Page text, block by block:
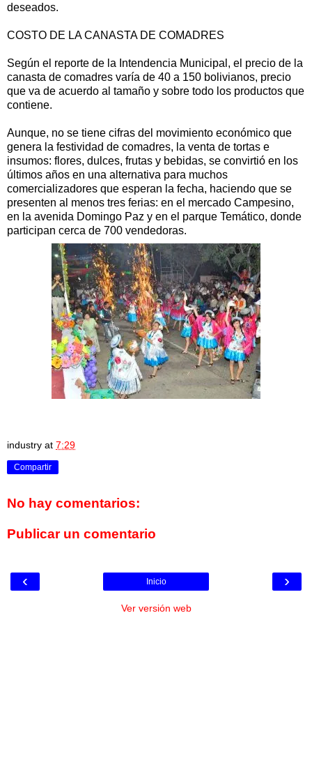
deseados.
COSTO DE LA CANASTA DE COMADRES
Según el reporte de la Intendencia Municipal, el precio de la
canasta de comadres varía de 40 a 150 bolivianos, precio
que va de acuerdo al tamaño y sobre todo los productos que
contiene.
Aunque, no se tiene cifras del movimiento económico que
genera la festividad de comadres, la venta de tortas e
insumos: flores, dulces, frutas y bebidas, se convirtió en los
últimos años en una alternativa para muchos
comercializadores que esperan la fecha, haciendo que se
presenten al menos tres ferias: en el mercado Campesino,
en la avenida Domingo Paz y en el parque Temático, donde
participan cerca de 700 vendedoras.
industry at 7:29
Compartir
No hay comentarios:
Publicar un comentario
‹ ›
Inicio
Ver versión web